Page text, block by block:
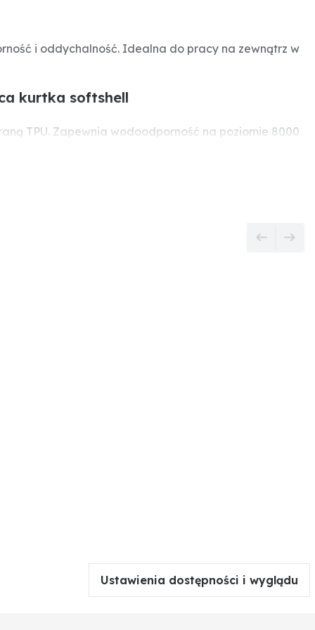
i oddychalność. Idealna do pracy na zewnątrz w
kurtka softshell
TPU. Zapewnia wodoodporność na poziomie 8000
odpinany kaptur oraz liczne kieszenie,
oraz podczas aktywności outdoorowych. Dzięki
Ustawienia dostępności i wyglądu